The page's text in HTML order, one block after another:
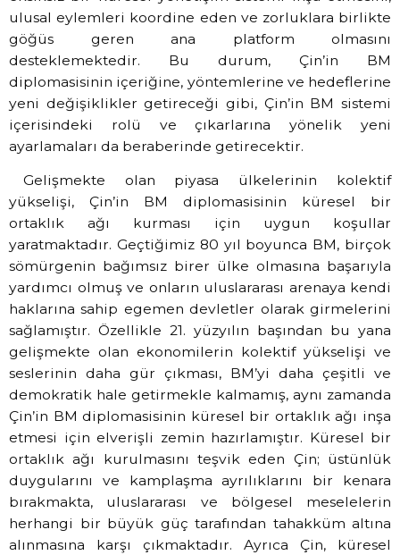
ulusal eylemleri koordine eden ve zorluklara birlikte
göğüs geren ana platform olmasını
desteklemektedir. Bu durum, Çin’in BM
diplomasisinin içeriğine, yöntemlerine ve hedeflerine
yeni değişiklikler getireceği gibi, Çin’in BM sistemi
içerisindeki rolü ve çıkarlarına yönelik yeni
ayarlamaları da beraberinde getirecektir.
Gelişmekte olan piyasa ülkelerinin kolektif
yükselişi, Çin’in BM diplomasisinin küresel bir
ortaklık ağı kurması için uygun koşullar
yaratmaktadır. Geçtiğimiz 80 yıl boyunca BM, birçok
sömürgenin bağımsız birer ülke olmasına başarıyla
yardımcı olmuş ve onların uluslararası arenaya kendi
haklarına sahip egemen devletler olarak girmelerini
sağlamıştır. Özellikle 21. yüzyılın başından bu yana
gelişmekte olan ekonomilerin kolektif yükselişi ve
seslerinin daha gür çıkması, BM’yi daha çeşitli ve
demokratik hale getirmekle kalmamış, aynı zamanda
Çin’in BM diplomasisinin küresel bir ortaklık ağı inşa
etmesi için elverişli zemin hazırlamıştır. Küresel bir
ortaklık ağı kurulmasını teşvik eden Çin; üstünlük
duygularını ve kamplaşma ayrılıklarını bir kenara
bırakmakta, uluslararası ve bölgesel meselelerin
herhangi bir büyük güç tarafından tahakküm altına
alınmasına karşı çıkmaktadır. Ayrıca Çin, küresel